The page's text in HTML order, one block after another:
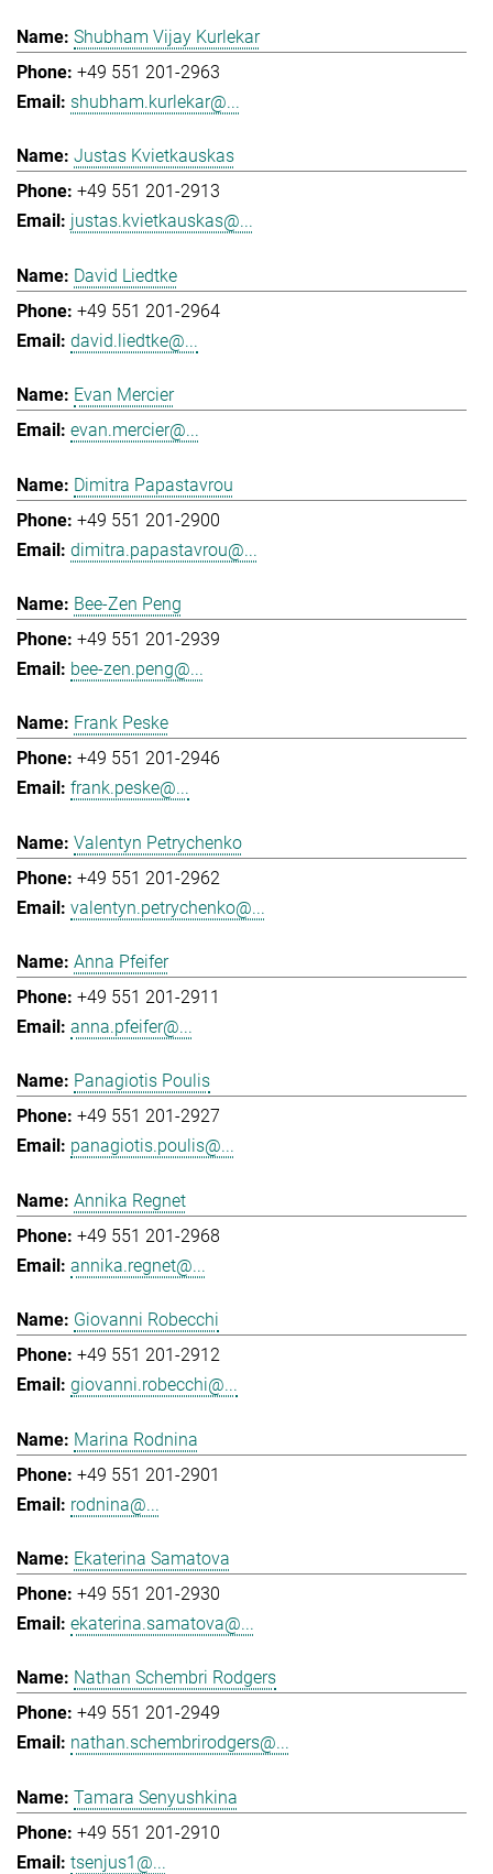
Shubham Vijay Kurlekar
+49 551 201-2963
shubham.kurlekar@...
Justas Kvietkauskas
+49 551 201-2913
justas.kvietkauskas@...
David Liedtke
+49 551 201-2964
david.liedtke@...
Evan Mercier
evan.mercier@...
Dimitra Papastavrou
+49 551 201-2900
dimitra.papastavrou@...
Bee-Zen Peng
+49 551 201-2939
bee-zen.peng@...
Frank Peske
+49 551 201-2946
frank.peske@...
Valentyn Petrychenko
+49 551 201-2962
valentyn.petrychenko@...
Anna Pfeifer
+49 551 201-2911
anna.pfeifer@...
Panagiotis Poulis
+49 551 201-2927
panagiotis.poulis@...
Annika Regnet
+49 551 201-2968
annika.regnet@...
Giovanni Robecchi
+49 551 201-2912
giovanni.robecchi@...
Marina Rodnina
+49 551 201-2901
rodnina@...
Ekaterina Samatova
+49 551 201-2930
ekaterina.samatova@...
Nathan Schembri Rodgers
+49 551 201-2949
nathan.schembrirodgers@...
Tamara Senyushkina
+49 551 201-2910
tsenjus1@...